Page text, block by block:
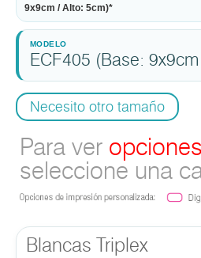
9x9cm / Alto: 5cm)*
ECF405 (Base:
Necesito otro tamaño
Para ver
seleccione una
Blancas Triplex